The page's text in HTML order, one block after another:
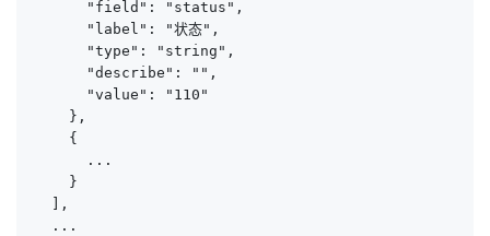
      "field": "status",
      "label": "状态",
      "type": "string",
      "describe": "",
      "value": "110"
    },
    {
      ...
    }
  ],
  ...